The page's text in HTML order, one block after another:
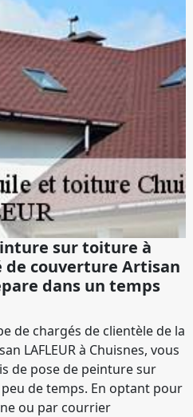
sur toiture à
de couverture Artisan
dans un temps
de chargés de clientèle de la
LAFLEUR à Chuisnes, vous
de pose de peinture sur
de temps. En optant pour
ou par courrier